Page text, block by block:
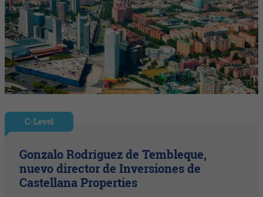
C-Level
Gonzalo Rodríguez de Tembleque,
nuevo director de Inversiones de
Castellana Properties